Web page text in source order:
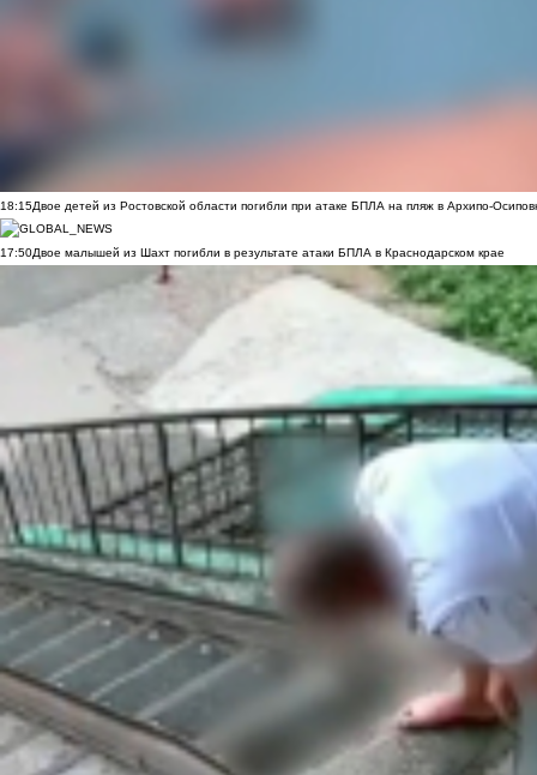
18:15Двое детей из Ростовской области погибли при атаке БПЛА на пляж в Архипо-
17:50Двое малышей из Шахт погибли в результате атаки БПЛА в Краснодарском крае